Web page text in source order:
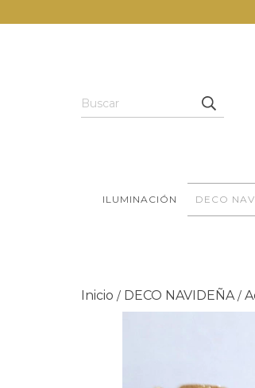
ILUMINACIÓN DECO
Inicio / DECO NAVIDEÑA /